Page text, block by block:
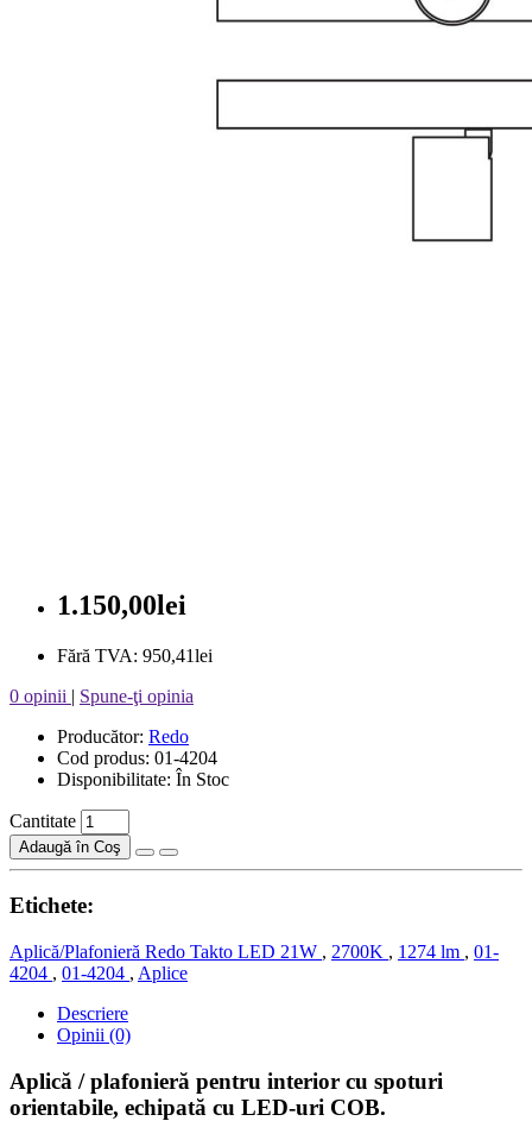
1.150,00lei
Fără TVA: 950,41lei
0 opinii | Spune-ţi opinia
Producător: Redo
Cod produs: 01-4204
Disponibilitate: În Stoc
Cantitate
Adaugă în Coş
Etichete:
Aplică/Plafonieră Redo Takto LED 21W , 2700K , 1274 lm , 01-
4204 , 01-4204 , Aplice
Descriere
Opinii (0)
Aplică / plafonieră pentru interior cu spoturi
orientabile, echipată cu LED-uri COB.